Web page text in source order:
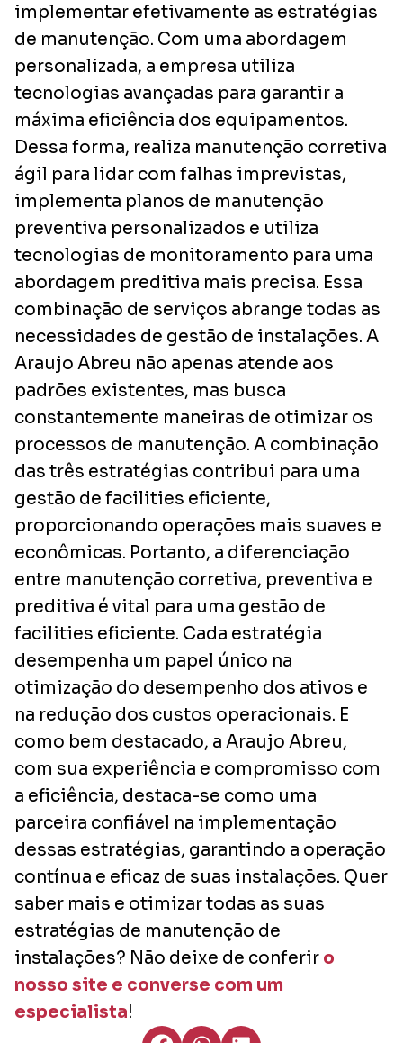
implementar efetivamente as estratégias
de manutenção. Com uma abordagem
personalizada, a empresa utiliza
tecnologias avançadas para garantir a
máxima eficiência dos equipamentos.
Dessa forma, realiza manutenção corretiva
ágil para lidar com falhas imprevistas,
implementa planos de manutenção
preventiva personalizados e utiliza
tecnologias de monitoramento para uma
abordagem preditiva mais precisa. Essa
combinação de serviços abrange todas as
necessidades de gestão de instalações. A
Araujo Abreu não apenas atende aos
padrões existentes, mas busca
constantemente maneiras de otimizar os
processos de manutenção. A combinação
das três estratégias contribui para uma
gestão de facilities eficiente,
proporcionando operações mais suaves e
econômicas. Portanto, a diferenciação
entre manutenção corretiva, preventiva e
preditiva é vital para uma gestão de
facilities eficiente. Cada estratégia
desempenha um papel único na
otimização do desempenho dos ativos e
na redução dos custos operacionais. E
como bem destacado, a Araujo Abreu,
com sua experiência e compromisso com
a eficiência, destaca-se como uma
parceira confiável na implementação
dessas estratégias, garantindo a operação
contínua e eficaz de suas instalações. Quer
saber mais e otimizar todas as suas
estratégias de manutenção de
instalações? Não deixe de conferir o
nosso site e converse com um
especialista!